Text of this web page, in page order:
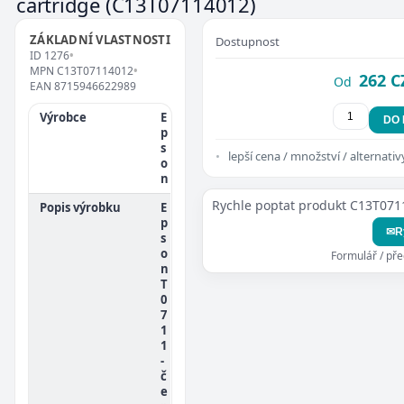
ZÁKLADNÍ VLASTNOSTI
ID 1276•
MPN C13T07114012•
EAN 8715946622989
Výrobce
E
p
s
o
n
Popis výrobku
E
p
s
o
n
T
0
7
1
1
-
č
e
Dostupnost
Od 262
DO
lepší cena / množství /
Rychle poptat produkt
✉
Formulář /